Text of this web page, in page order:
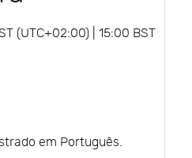
(UTC+02:00) | 15:00 BST
em Português.